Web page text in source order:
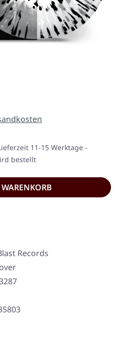
11-15 Werktage -
bestellt
Records